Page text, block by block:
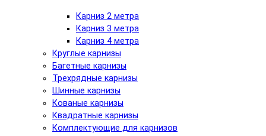
Карниз 2 метра
Карниз 3 метра
Карниз 4 метра
Круглые карнизы
Багетные карнизы
Трехрядные карнизы
Шинные карнизы
Кованые карнизы
Квадратные карнизы
Комплектующие для карнизов